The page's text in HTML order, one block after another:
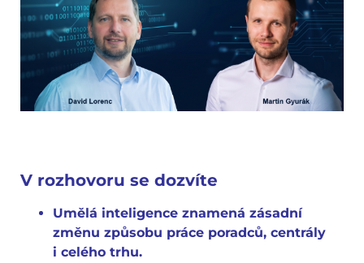
V rozhovoru se dozvíte
Umělá inteligence znamená zásadní
změnu způsobu práce poradců, centrály
i celého trhu.